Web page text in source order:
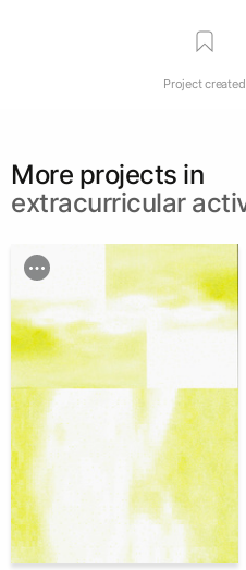
Project
More projects in
extracurricular